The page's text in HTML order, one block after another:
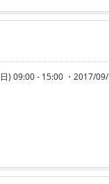
) 09:00 - 15:00 ・2017/